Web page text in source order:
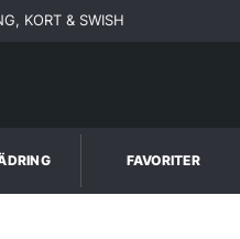
KORT & SWISH
FAVORITER